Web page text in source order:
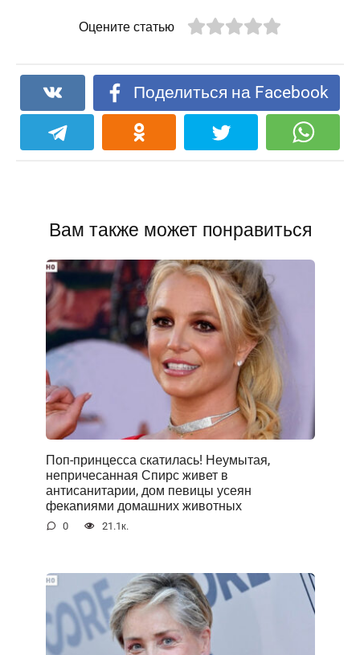
Оцените статью
Поделиться на Facebook
Вам также может понравиться
Поп-принцесса скатилась! Неумытая,
непричесанная Спирс живет в
антисанитарии, дом певицы усеян
фекаnиями домашних животных
0 21.1к.